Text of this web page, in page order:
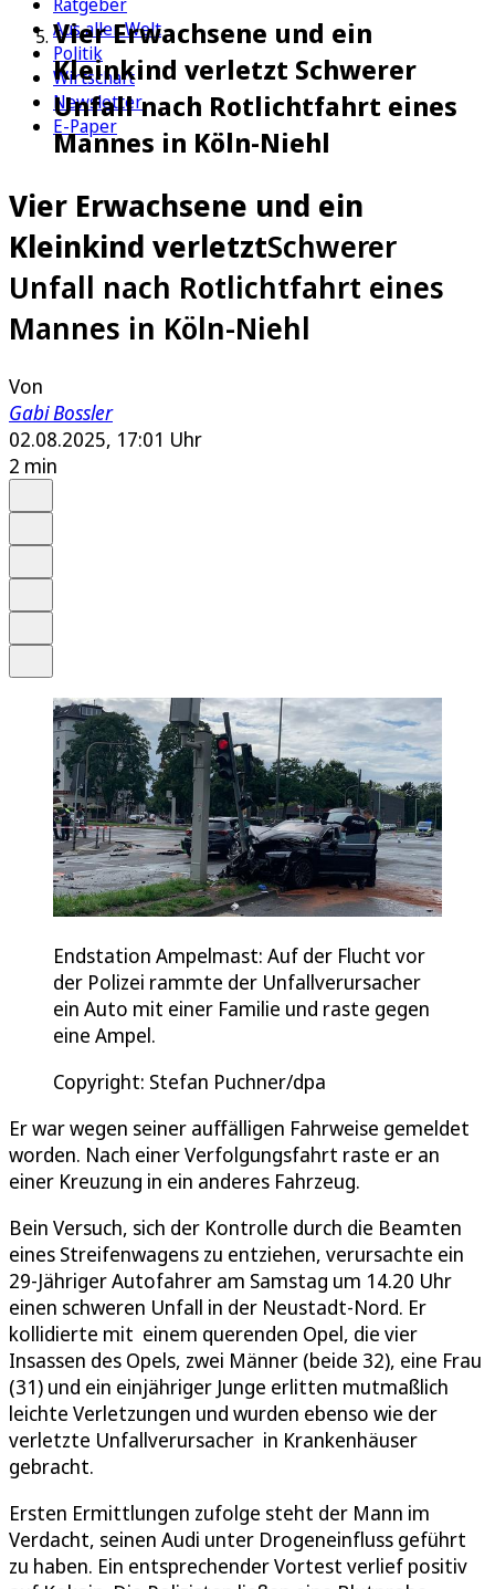
Aus aller Welt
Politik
Wirtschaft
Newsletter
E-Paper
Vier Erwachsene und ein
Kleinkind verletzt Schwerer
Unfall nach Rotlichtfahrt eines
Mannes in Köln-Niehl
Vier Erwachsene und ein
Kleinkind verletztSchwerer
Unfall nach Rotlichtfahrt eines
Mannes in Köln-Niehl
Von
Gabi Bossler
02.08.2025, 17:01 Uhr
2 min
Endstation Ampelmast: Auf der Flucht vor
der Polizei rammte der Unfallverursacher
ein Auto mit einer Familie und raste gegen
eine Ampel.
Copyright: Stefan Puchner/dpa
Er war wegen seiner auffälligen Fahrweise gemeldet
worden. Nach einer Verfolgungsfahrt raste er an
einer Kreuzung in ein anderes Fahrzeug.
Bein Versuch, sich der Kontrolle durch die Beamten
eines Streifenwagens zu entziehen, verursachte ein
29-Jähriger Autofahrer am Samstag um 14.20 Uhr
einen schweren Unfall in der Neustadt-Nord. Er
kollidierte mit einem querenden Opel, die vier
Insassen des Opels, zwei Männer (beide 32), eine Frau
(31) und ein einjähriger Junge erlitten mutmaßlich
leichte Verletzungen und wurden ebenso wie der
verletzte Unfallverursacher in Krankenhäuser
gebracht.
Ersten Ermittlungen zufolge steht der Mann im
Verdacht, seinen Audi unter Drogeneinfluss geführt
zu haben. Ein entsprechender Vortest verlief positiv